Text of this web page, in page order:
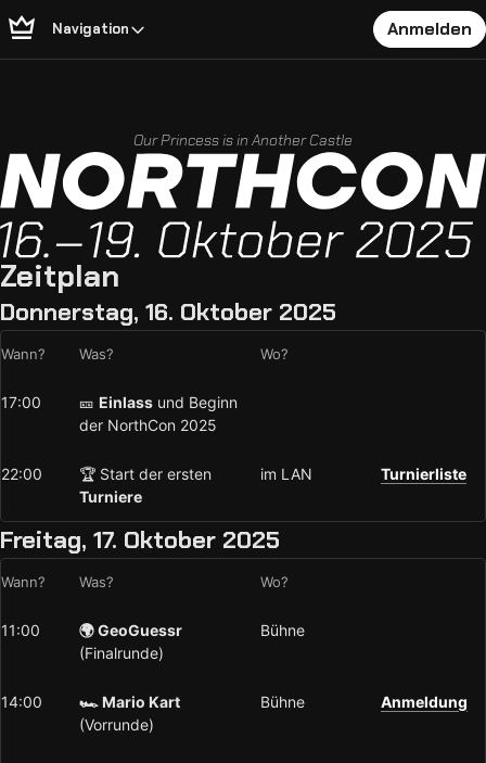
Navigation Anmelden
Our Princess is in Another Castle
Zeitplan
Donnerstag, 16. Oktober 2025
Wann? Was? Wo?
17:00 🎫 Einlass und Beginn
der NorthCon 2025
22:00
🏆 Start der ersten
Turniere
im LAN Turnierliste
Freitag, 17. Oktober 2025
Wann? Was? Wo?
11:00
🌍 GeoGuessr
(Finalrunde)
Bühne
14:00
🏎️ Mario Kart
(Vorrunde)
Bühne Anmeldung